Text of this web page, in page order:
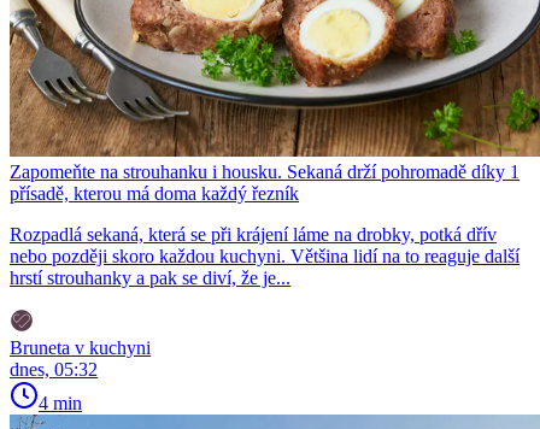
Zapomeňte na strouhanku i housku. Sekaná drží pohromadě díky 1
přísadě, kterou má doma každý řezník
Rozpadlá sekaná, která se při krájení láme na drobky, potká dřív
nebo později skoro každou kuchyni. Většina lidí na to reaguje další
hrstí strouhanky a pak se diví, že je...
Bruneta v kuchyni
dnes, 05:32
4 min